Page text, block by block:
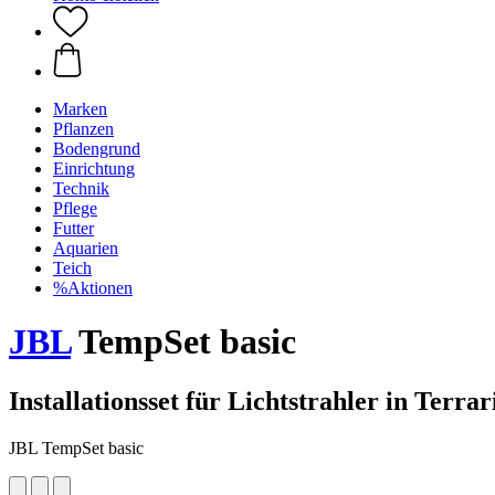
Marken
Pflanzen
Bodengrund
Einrichtung
Technik
Pflege
Futter
Aquarien
Teich
%Aktionen
JBLTempSet basic
Installationsset für Lichtstrahler in
JBL TempSet basic